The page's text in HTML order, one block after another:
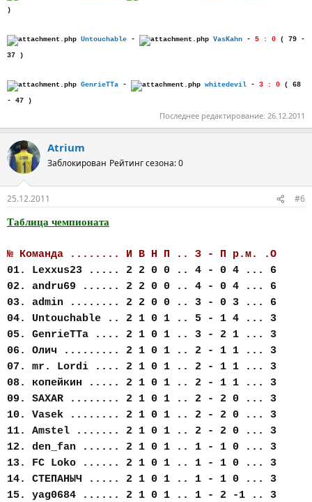
)
Untouchable - VasKahn - 5 : 0 ( 79 -
37 )
GenrieTTa - whitedevil - 3 : 0 ( 68
- 47 )
Последнее редактирование: 26.12.2011
Atrium
Заблокирован Рейтинг сезона: 0
25.12.2011 #6
Таблица чемпионата
№ Команда ........ И В Н П .. З - П р.м. .О
01. Lexxus23 ..... 2 2 0 0 .. 4 - 0 4 ... 6
02. andru69 ...... 2 2 0 0 .. 4 - 0 4 ... 6
03. admin ........ 2 2 0 0 .. 3 - 0 3 ... 6
04. Untouchable .. 2 1 0 1 .. 5 - 1 4 ... 3
05. GenrieTTa .... 2 1 0 1 .. 3 - 2 1 ... 3
06. Олич ......... 2 1 0 1 .. 2 - 1 1 ... 3
07. mr. Lordi .... 2 1 0 1 .. 2 - 1 1 ... 3
08. копейкин ..... 2 1 0 1 .. 2 - 1 1 ... 3
09. SAXAR ........ 2 1 0 1 .. 2 - 2 0 ... 3
10. Vasek ........ 2 1 0 1 .. 2 - 2 0 ... 3
11. Amstel ....... 2 1 0 1 .. 2 - 2 0 ... 3
12. den_fan ...... 2 1 0 1 .. 1 - 1 0 ... 3
13. FC Loko ...... 2 1 0 1 .. 1 - 1 0 ... 3
14. СТЕПАНЫЧ ..... 2 1 0 1 .. 1 - 1 0 ... 3
15. yag0684 ...... 2 1 0 1 .. 1 - 2 -1 .. 3